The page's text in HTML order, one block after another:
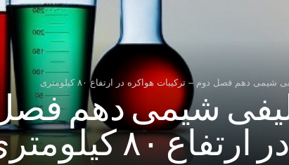
دهم فصل دوم – ترکیبات هواکره در ارتفاع ۸۰ کیلومتری
شیمی دهم فصل
۸۰ کیلومتری